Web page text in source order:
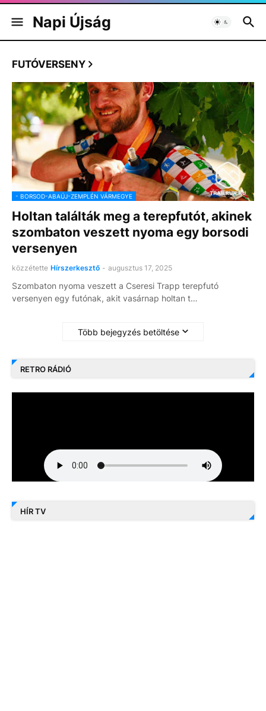
Napi Újság
FUTÓVERSENY
- BORSOD-ABAÚJ-ZEMPLÉN VÁRMEGYE
Holtan találták meg a terepfutót, akinek
szombaton veszett nyoma egy borsodi
versenyen
közzétette Hírszerkesztő - augusztus 17, 2025
Szombaton nyoma veszett a Cseresi Trapp terepfutó
versenyen egy futónak, akit vasárnap holtan t…
Több bejegyzés betöltése
RETRO RÁDIÓ
HÍR TV